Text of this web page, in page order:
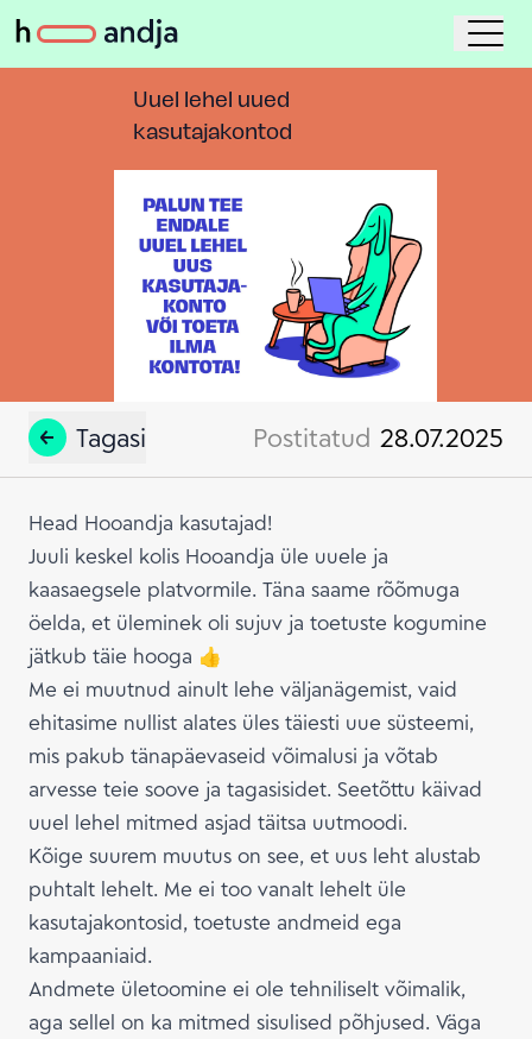
Uuel lehel uued
kasutajakontod
Tagasi Postitatud 28.07.2025
Head Hooandja kasutajad!
Juuli keskel kolis Hooandja üle uuele ja
kaasaegsele platvormile. Täna saame rõõmuga
öelda, et üleminek oli sujuv ja toetuste kogumine
jätkub täie hooga 👍
Me ei muutnud ainult lehe väljanägemist, vaid
ehitasime nullist alates üles täiesti uue süsteemi,
mis pakub tänapäevaseid võimalusi ja võtab
arvesse teie soove ja tagasisidet. Seetõttu käivad
uuel lehel mitmed asjad täitsa uutmoodi.
Kõige suurem muutus on see, et uus leht alustab
puhtalt lehelt. Me ei too vanalt lehelt üle
kasutajakontosid, toetuste andmeid ega
kampaaniaid.
Andmete ületoomine ei ole tehniliselt võimalik,
aga sellel on ka mitmed sisulised põhjused. Väga